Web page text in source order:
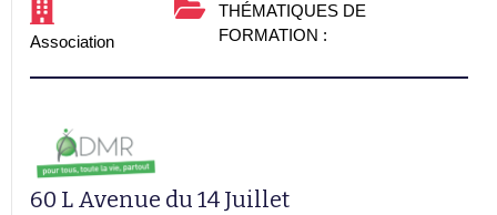
Association
THÉMATIQUES DE
FORMATION :
60 L Avenue du 14 Juillet